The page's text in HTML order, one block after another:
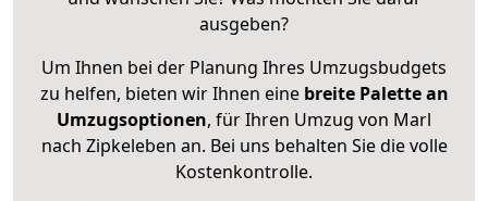
ausgeben?
Um Ihnen bei der Planung Ihres Umzugsbudgets
zu helfen, bieten wir Ihnen eine breite Palette an
Umzugsoptionen, für Ihren Umzug von Marl
nach Zipkeleben an. Bei uns behalten Sie die volle
Kostenkontrolle.